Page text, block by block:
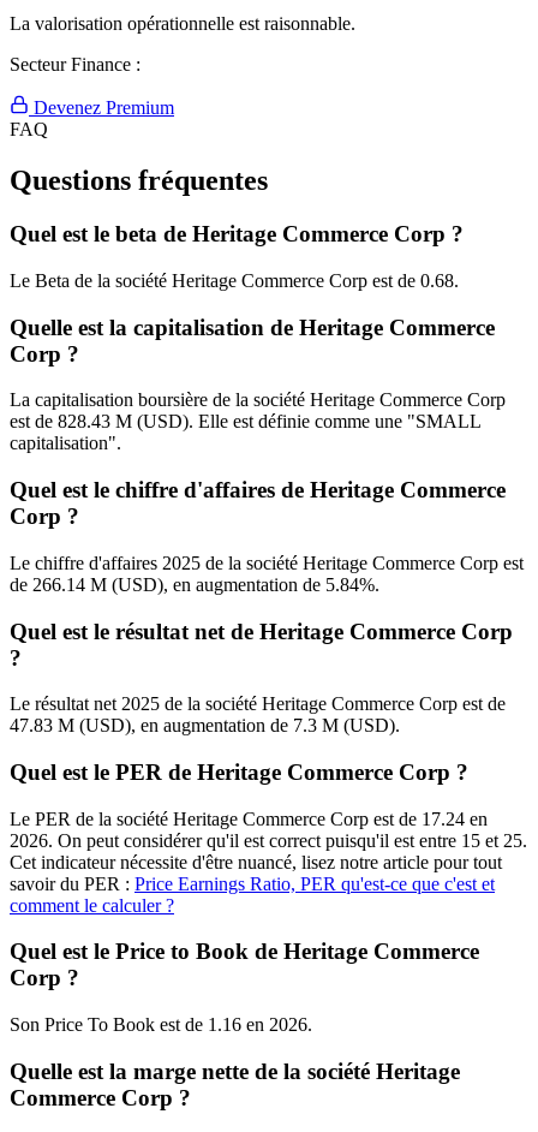
La valorisation opérationnelle est raisonnable.
Secteur Finance :
Devenez Premium
FAQ
Questions fréquentes
Quel est le beta de Heritage Commerce Corp ?
Le Beta de la société Heritage Commerce Corp est de 0.68.
Quelle est la capitalisation de Heritage Commerce
Corp ?
La capitalisation boursière de la société Heritage Commerce Corp
est de 828.43 M (USD). Elle est définie comme une "SMALL
capitalisation".
Quel est le chiffre d'affaires de Heritage Commerce
Corp ?
Le chiffre d'affaires 2025 de la société Heritage Commerce Corp est
de 266.14 M (USD), en augmentation de 5.84%.
Quel est le résultat net de Heritage Commerce Corp
?
Le résultat net 2025 de la société Heritage Commerce Corp est de
47.83 M (USD), en augmentation de 7.3 M (USD).
Quel est le PER de Heritage Commerce Corp ?
Le PER de la société Heritage Commerce Corp est de 17.24 en
2026. On peut considérer qu'il est correct puisqu'il est entre 15 et 25.
Cet indicateur nécessite d'être nuancé, lisez notre article pour tout
savoir du PER : Price Earnings Ratio, PER qu'est-ce que c'est et
comment le calculer ?
Quel est le Price to Book de Heritage Commerce
Corp ?
Son Price To Book est de 1.16 en 2026.
Quelle est la marge nette de la société Heritage
Commerce Corp ?